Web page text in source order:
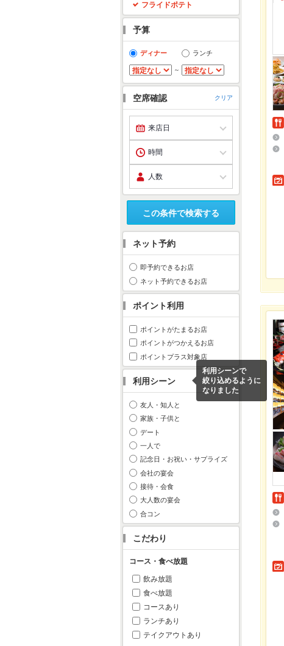
フライドポテト
予算
ディナー ランチ
～
空席確認 クリア
この条件で検索する
ネット予約
即予約できるお店
ネット予約できるお店
ポイント利用
ポイントがたまるお店
ポイントがつかえるお店
ポイントプラス対象店
利用シーン
利用シーンで
絞り込めるように
なりました
友人・知人と
家族・子供と
デート
一人で
記念日・お祝い・サプライズ
会社の宴会
接待・会食
大人数の宴会
合コン
こだわり
コース・食べ放題
飲み放題
食べ放題
コースあり
ランチあり
テイクアウトあり